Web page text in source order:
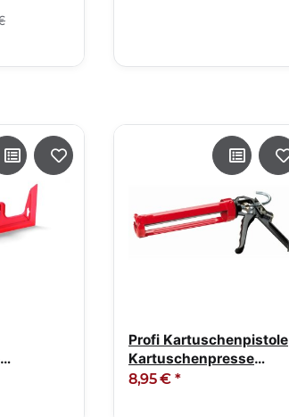
Profi Kartuschenpistole
Kartuschenpresse
halboffen
8,95 € *